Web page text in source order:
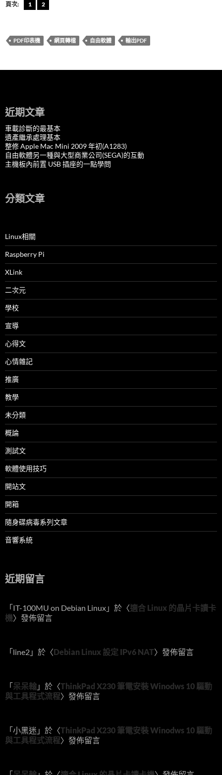
頁次: 1 2
PDF印表機 網頁轉檔 自由軟體 輸出PDF
近期文章
車載診斷的最基本
遺產繼承處理基本
整修 Apple Mac Mini 2009 年初(A1283)
自由軟體另一種與大型商業公司(SEGA)的互動
主機板內前置 USB 插座的一點學問
分類文章
Linux相關
Raspberry Pi
XLink
二次元
學校
宣導
心得文
心情雜記
推廣
教學
未分類
概論
測試文
軟體使用技巧
開站文
開箱
隨身碟病毒系列文章
音響系統
近期留言
「IT-100MU on Debian Linux 」於〈適合 Linux 的晶片卡讀卡
機〉發佈留言
「line2 」於〈Debian Linux 設定 IPv6 NAT〉發佈留言
「呆呆翰 」於〈ThinkPad X230 筆電安裝 Winodws 10 驅動
與工具程式流程〉發佈留言
「小黑迷 」於〈ThinkPad X230 筆電安裝 Winodws 10 驅動
與工具程式流程〉發佈留言